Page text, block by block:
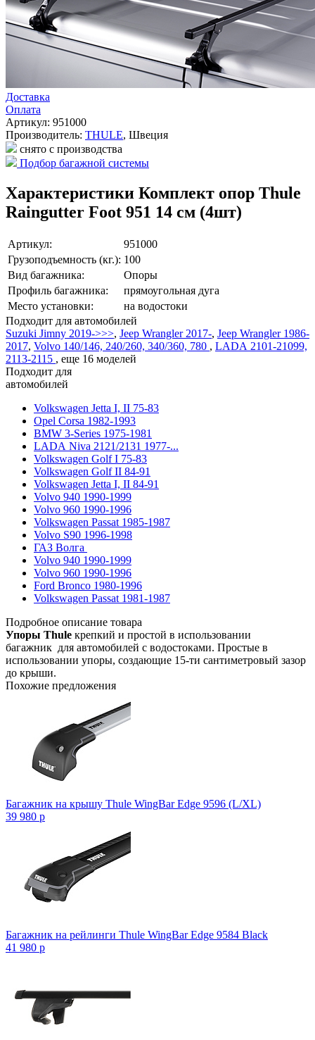
Доставка
Оплата
Артикул: 951000
Производитель: THULE, Швеция
снято с производства
Подбор багажной системы
Характеристики Комплект опор Thule
Raingutter Foot 951 14 см (4шт)
Артикул:
951000
Грузоподъемность (кг.): 100
Вид багажника:
Опоры
Профиль багажника:
прямоугольная дуга
Место установки:
на водостоки
Подходит для автомобилей
Suzuki Jimny 2019->>>, Jeep Wrangler 2017-, Jeep Wrangler 1986-
2017, Volvo 140/146, 240/260, 340/360, 780 , LADA 2101-21099,
2113-2115 , еще 16 моделей
Подходит для
автомобилей
Volkswagen Jetta I, II 75-83
Opel Corsa 1982-1993
BMW 3-Series 1975-1981
LADA Niva 2121/2131 1977-...
Volkswagen Golf I 75-83
Volkswagen Golf II 84-91
Volkswagen Jetta I, II 84-91
Volvo 940 1990-1999
Volvo 960 1990-1996
Volkswagen Passat 1985-1987
Volvo S90 1996-1998
ГАЗ Волга
Volvo 940 1990-1999
Volvo 960 1990-1996
Ford Bronco 1980-1996
Volkswagen Passat 1981-1987
Подробное описание товара
Упоры Thule крепкий и простой в использовании
багажник для автомобилей с водостоками. Простые в
использовании упоры, создающие 15-ти сантиметровый зазор
до крыши.
Похожие предложения
Багажник на крышу Thule WingBar Edge 9596 (L/XL)
39 980 p
Багажник на рейлинги Thule WingBar Edge 9584 Black
41 980 p